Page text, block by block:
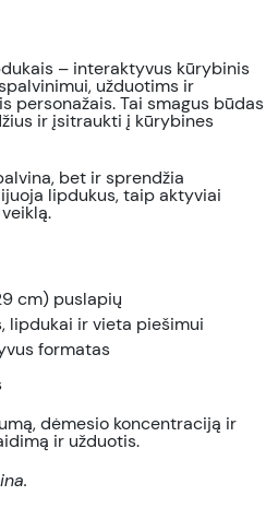
– interaktyvus kūrybinis
užduotims ir
personažais. Tai smagus būdas
ir įsitraukti į kūrybines
bet ir sprendžia
lipdukus, taip aktyviai
cm) puslapių
lipdukai ir vieta piešimui
formatas
dėmesio koncentraciją ir
ir užduotis.